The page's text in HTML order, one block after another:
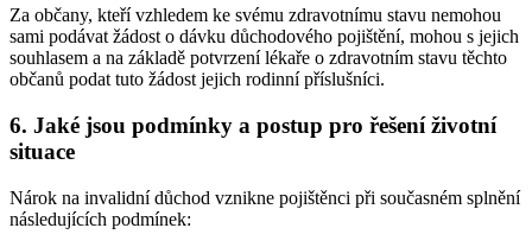
Za občany, kteří vzhledem ke svému zdravotnímu stavu nemohou
sami podávat žádost o dávku důchodového pojištění, mohou s jejich
souhlasem a na základě potvrzení lékaře o zdravotním stavu těchto
občanů podat tuto žádost jejich rodinní příslušníci.
6. Jaké jsou podmínky a postup pro řešení životní
situace
Nárok na invalidní důchod vznikne pojištěnci při současném splnění
následujících podmínek: